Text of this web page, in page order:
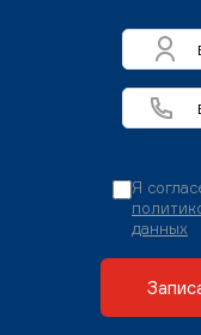
Я
данных